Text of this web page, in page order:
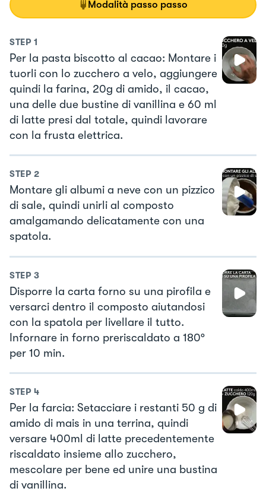
Modalità passo passo
STEP 1
Per la pasta biscotto al cacao: Montare i
tuorli con lo zucchero a velo, aggiungere
quindi la farina, 20g di amido, il cacao,
una delle due bustine di vanillina e 60 ml
di latte presi dal totale, quindi lavorare
con la frusta elettrica.
STEP 2
Montare gli albumi a neve con un pizzico
di sale, quindi unirli al composto
amalgamando delicatamente con una
spatola.
STEP 3
Disporre la carta forno su una pirofila e
versarci dentro il composto aiutandosi
con la spatola per livellare il tutto.
Infornare in forno preriscaldato a 180°
per 10 min.
STEP 4
Per la farcia: Setacciare i restanti 50 g di
amido di mais in una terrina, quindi
versare 400ml di latte precedentemente
riscaldato insieme allo zucchero,
mescolare per bene ed unire una bustina
di vanillina.